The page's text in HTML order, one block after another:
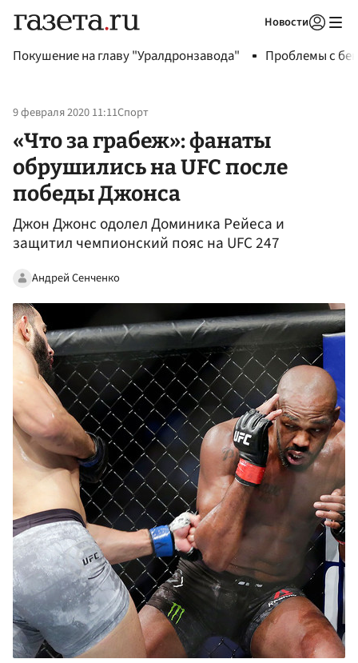
Новости
Покушение на главу "Уралдронзавода" Проблемы с
9 февраля 2020 11:11Спорт
«Что за грабеж»: фанаты
обрушились на UFC после
победы Джонса
Джон Джонс одолел Доминика Рейеса и
защитил чемпионский пояс на UFC 247
Андрей Сенченко